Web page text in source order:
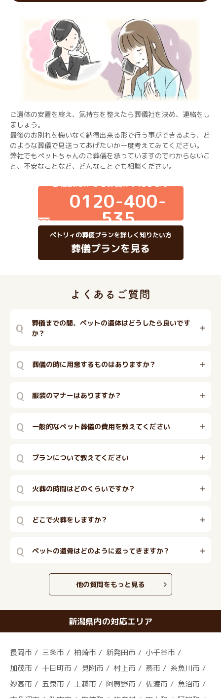
ご遺体の安置を終え、気持ちを整えたら葬儀社を決め、連絡をし
ましょう。
最後のお別れを悔いなく納得出来る形で行う事ができるよう、ど
のような葬儀で見送ってあげたいか一度考えてみてください。
弊社でもペットちゃんのご葬儀を承っていますのでわからないこ
と、不安なことなど、どんなことでも相談ください。
ご相談だけでもお受けいたします
0120-400-
535
ペトリィの葬儀プランを詳しく知りたい方
葬儀プランを見る
Q
葬儀までの間、ペットの遺体はどうしたら良いです
か？
Q 葬儀の時に用意するものはありますか？
Q 服装のマナーはありますか？
Q 一般的なペット葬儀の費用を教えてください
Q プランについて教えてください
Q 火葬の時間はどのくらいですか？
Q どこで火葬をしますか？
Q ペットの遺骨はどのように返ってきますか？
他の質問をもっと見る
新潟県内の対応エリア
長岡市 三条市 柏崎市 新発田市
小千谷市
加茂市
十日町市 見附市 村上市 燕市
糸魚川市
妙高市
五泉市 上越市 阿賀野市 佐渡市
魚沼市